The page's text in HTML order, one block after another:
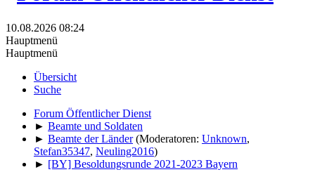
10.08.2026 08:24
Hauptmenü
Hauptmenü
Übersicht
Suche
Forum Öffentlicher Dienst
► Beamte und Soldaten
► Beamte der Länder (Moderatoren: Unknown,
Stefan35347, Neuling2016)
► [BY] Besoldungsrunde 2021-2023 Bayern